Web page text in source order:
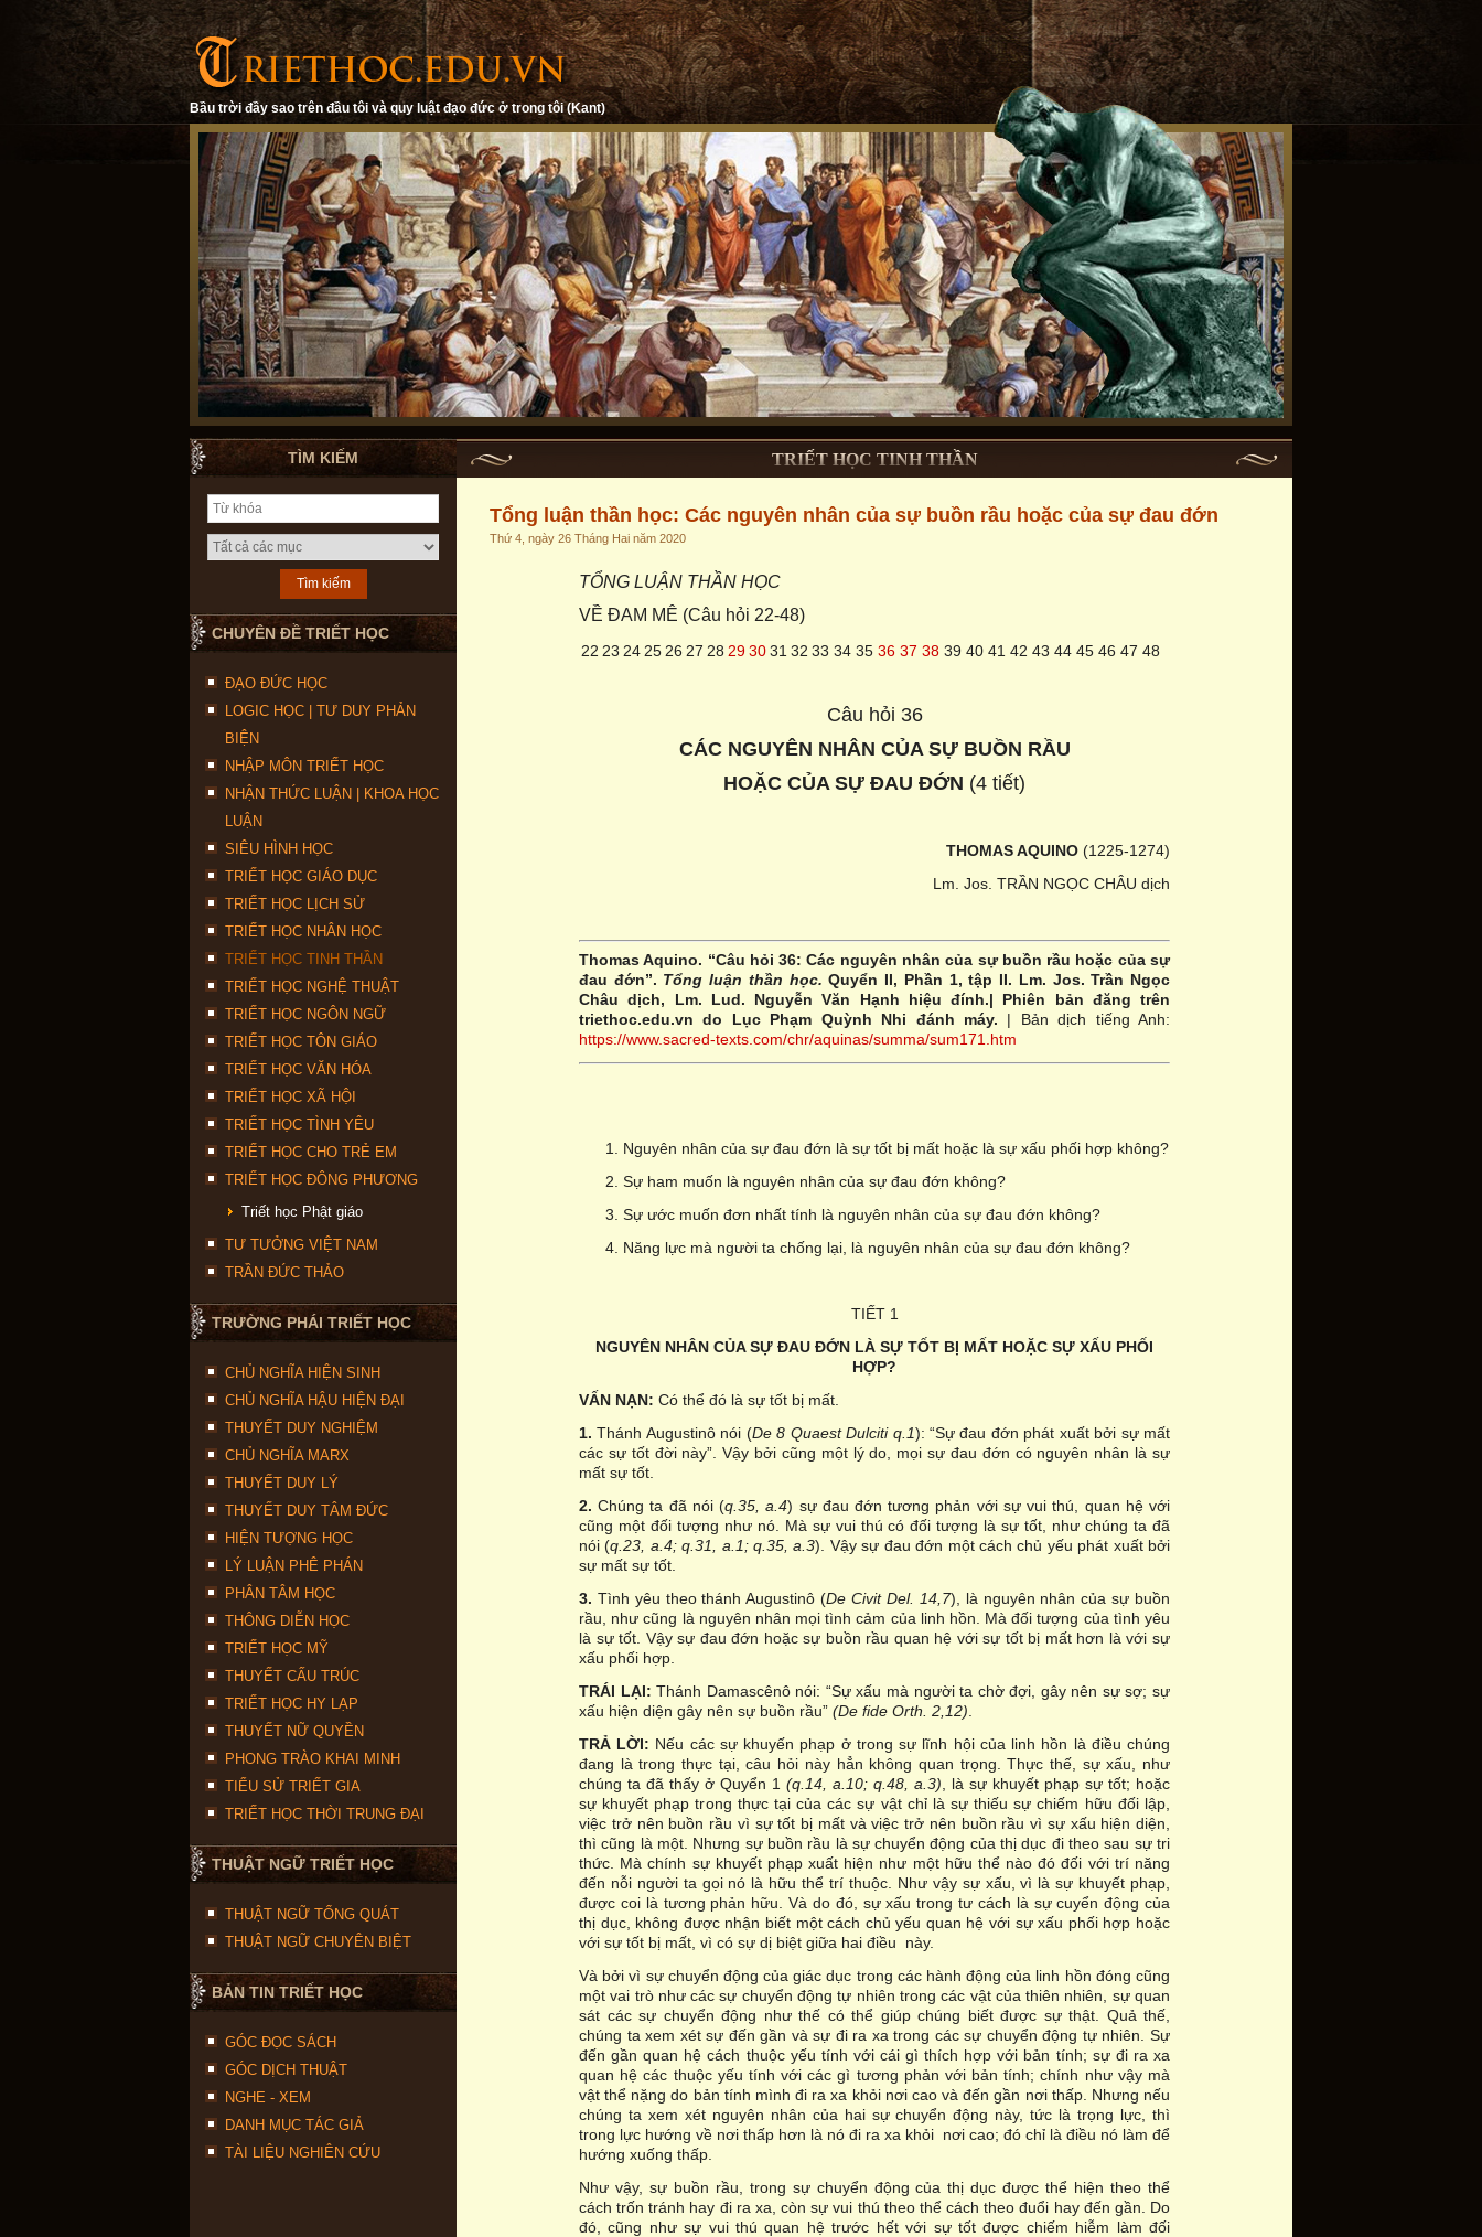
Bầu trời đầy sao trên đầu tôi và quy luật đạo đức ở trong tôi (Kant)
TÌM KIẾM
CHUYÊN ĐỀ TRIẾT HỌC
ĐẠO ĐỨC HỌC
LOGIC HỌC | TƯ DUY PHẢN
BIỆN
NHẬP MÔN TRIẾT HỌC
NHẬN THỨC LUẬN | KHOA HỌC
LUẬN
SIÊU HÌNH HỌC
TRIẾT HỌC GIÁO DỤC
TRIẾT HỌC LỊCH SỬ
TRIẾT HỌC NHÂN HỌC
TRIẾT HỌC TINH THẦN
TRIẾT HỌC NGHỆ THUẬT
TRIẾT HỌC NGÔN NGỮ
TRIẾT HỌC TÔN GIÁO
TRIẾT HỌC VĂN HÓA
TRIẾT HỌC XÃ HỘI
TRIẾT HỌC TÌNH YÊU
TRIẾT HỌC CHO TRẺ EM
TRIẾT HỌC ĐÔNG PHƯƠNG
Triết học Phật giáo
TƯ TƯỞNG VIỆT NAM
TRẦN ĐỨC THẢO
TRƯỜNG PHÁI TRIẾT HỌC
CHỦ NGHĨA HIỆN SINH
CHỦ NGHĨA HẬU HIỆN ĐẠI
THUYẾT DUY NGHIỆM
CHỦ NGHĨA MARX
THUYẾT DUY LÝ
THUYẾT DUY TÂM ĐỨC
HIỆN TƯỢNG HỌC
LÝ LUẬN PHÊ PHÁN
PHÂN TÂM HỌC
THÔNG DIỄN HỌC
TRIẾT HỌC MỸ
THUYẾT CẤU TRÚC
TRIẾT HỌC HY LẠP
THUYẾT NỮ QUYỀN
PHONG TRÀO KHAI MINH
TIỂU SỬ TRIẾT GIA
TRIẾT HỌC THỜI TRUNG ĐẠI
THUẬT NGỮ TRIẾT HỌC
THUẬT NGỮ TỔNG QUÁT
THUẬT NGỮ CHUYÊN BIỆT
BẢN TIN TRIẾT HỌC
GÓC ĐỌC SÁCH
GÓC DỊCH THUẬT
NGHE - XEM
DANH MỤC TÁC GIẢ
TÀI LIỆU NGHIÊN CỨU
TRIẾT HỌC TINH THẦN
Tổng luận thần học: Các nguyên nhân của sự buồn rầu hoặc của sự đau đớn
Thứ 4, ngày 26 Tháng Hai năm 2020
TỔNG LUẬN THẦN HỌC
VỀ ĐAM MÊ (Câu hỏi 22-48)
22 23 24 25 26 27 28 293031 32 33 34 35 36 37 38 39 40 41 42 43 44 45 46 47 48
Câu hỏi 36
CÁC NGUYÊN NHÂN CỦA SỰ BUỒN RẦU
HOẶC CỦA SỰ ĐAU ĐỚN (4 tiết)
THOMAS AQUINO (1225-1274)
Lm. Jos. TRẦN NGỌC CHÂU dịch
Thomas Aquino. “Câu hỏi 36: Các nguyên nhân của sự buồn rầu hoặc của sự
đau đớn”. Tổng luận thần học.Quyển II, Phần 1, tập II. Lm. Jos. Trần Ngọc
Châu dịch, Lm. Lud. Nguyễn Văn Hạnh hiệu đính.| Phiên bản đăng trên
triethoc.edu.vn do Lục Phạm Quỳnh Nhi đánh máy. | Bản dịch tiếng Anh:
https://www.sacred-texts.com/chr/aquinas/summa/sum171.htm
1. Nguyên nhân của sự đau đớn là sự tốt bị mất hoặc là sự xấu phối hợp không?
2. Sự ham muốn là nguyên nhân của sự đau đớn không?
3. Sự ước muốn đơn nhất tính là nguyên nhân của sự đau đớn không?
4. Năng lực mà người ta chống lại, là nguyên nhân của sự đau đớn không?
TIẾT 1
NGUYÊN NHÂN CỦA SỰ ĐAU ĐỚN LÀ SỰ TỐT BỊ MẤT HOẶC SỰ XẤU PHỐI
HỢP?
VẤN NẠN: Có thể đó là sự tốt bị mất.
1. Thánh Augustinô nói (De 8 Quaest Dulciti q.1): “Sự đau đớn phát xuất bởi sự mất
các sự tốt đời này”. Vậy bởi cũng một lý do, mọi sự đau đớn có nguyên nhân là sự
mất sự tốt.
2. Chúng ta đã nói (q.35, a.4) sự đau đớn tương phản với sự vui thú, quan hệ với
cũng một đối tượng như nó. Mà sự vui thú có đối tượng là sự tốt, như chúng ta đã
nói (q.23, a.4; q.31, a.1; q.35, a.3). Vậy sự đau đớn một cách chủ yếu phát xuất bởi
sự mất sự tốt.
3. Tình yêu theo thánh Augustinô (De Civit Del. 14,7), là nguyên nhân của sự buồn
rầu, như cũng là nguyên nhân mọi tình cảm của linh hồn. Mà đối tượng của tình yêu
là sự tốt. Vậy sự đau đớn hoặc sự buồn rầu quan hệ với sự tốt bị mất hơn là với sự
xấu phối hợp.
TRÁI LẠI: Thánh Damascênô nói: “Sự xấu mà người ta chờ đợi, gây nên sự sợ; sự
xấu hiện diện gây nên sự buồn rầu” (De fide Orth. 2,12)
TRẢ LỜI: Nếu các sự khuyến phạp ở trong sự lĩnh hội của linh hồn là điều chúng
đang là trong thực tại, câu hỏi này hẳn không quan trọng. Thực thế, sự xấu, như
chúng ta đã thấy ở Quyển 1 (q.14, a.10; q.48, a.3) , là sự khuyết phạp sự tốt; hoặc
sự khuyết phạp trong thực tại của các sự vật chỉ là sự thiếu sự chiếm hữu đối lập,
việc trở nên buồn rầu vì sự tốt bị mất và việc trở nên buồn rầu vì sự xấu hiện diện,
thì cũng là một. Nhưng sự buồn rầu là sự chuyển động của thị dục đi theo sau sự tri
thức. Mà chính sự khuyết phạp xuất hiện như một hữu thể nào đó đối với trí năng
đến nỗi người ta gọi nó là hữu thể trí thuộc. Như vậy sự xấu, vì là sự khuyết phạp,
được coi là tương phản hữu. Và do đó, sự xấu trong tư cách là sự cuyển động của
thị dục, không được nhận biết một cách chủ yếu quan hệ với sự xấu phối hợp hoặc
với sự tốt bị mất, vì có sự dị biệt giữa hai điều này.
Và bởi vì sự chuyển động của giác dục trong các hành động của linh hồn đóng cũng
một vai trò như các sự chuyển động tự nhiên trong các vật của thiên nhiên, sự quan
sát các sự chuyển động như thế có thể giúp chúng biết được sự thật. Quả thế,
chúng ta xem xét sự đến gần và sự đi ra xa trong các sự chuyển động tự nhiên. Sự
đến gần quan hệ cách thuộc yếu tính với cái gì thích hợp với bản tính; sự đi ra xa
quan hệ các thuộc yếu tính với các gì tương phản với bản tính; chính như vậy mà
vật thể nặng do bản tính mình đi ra xa khỏi nơi cao và đến gần nơi thấp. Nhưng nếu
chúng ta xem xét nguyên nhân của hai sự chuyển động này, tức là trọng lực, thì
trong lực hướng về nơi thấp hơn là nó đi ra xa khỏi nơi cao; đó chỉ là điều nó làm để
hướng xuống thấp.
Như vậy, sự buồn rầu, trong sự chuyển động của thị dục được thể hiện theo thể
cách trốn tránh hay đi ra xa, còn sự vui thú theo thể cách theo đuổi hay đến gần. Do
đó, cũng như sự vui thú quan hệ trước hết với sự tốt được chiếm hiễm làm đối